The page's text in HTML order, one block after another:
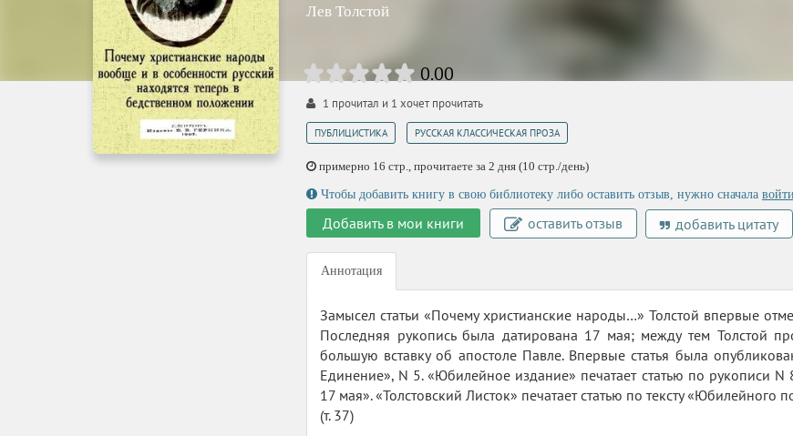
Лев Толстой
0.00
1 прочитал и 1 хочет прочитать
ПУБЛИЦИСТИКА РУССКАЯ КЛАССИЧЕСКАЯ ПРОЗА
примерно 16 стр., прочитаете за 2 дня (10 стр./день)
Чтобы добавить книгу в свою библиотеку либо оставить отзыв, нужно сначала
Добавить в мои книги оставить отзыв добавить цитату
Аннотация
Замысел статьи «Почему христианские народы…» Толстой впервые
Последняя рукопись была датирована 17 мая; между тем Толстой
большую вставку об апостоле Павле. Впервые статья была
Единение», N 5. «Юбилейное издание» печатает статью по рукописи N
17 мая». «Толстовский Листок» печатает статью по тексту
(т. 37)